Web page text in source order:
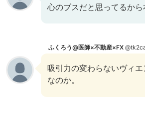
心のブスだと思ってるか
ふくろう@医師×不動産×FX
吸引力の変わらないヴィ
なのか。